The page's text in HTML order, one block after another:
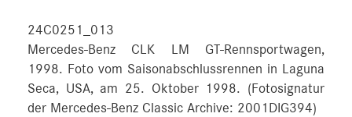
24C0251_013
Mercedes-Benz CLK LM GT-Rennsportwagen,
1998. Foto vom Saisonabschlussrennen in Laguna
Seca, USA, am 25. Oktober 1998. (Fotosignatur
der Mercedes-Benz Classic Archive: 2001DIG394)